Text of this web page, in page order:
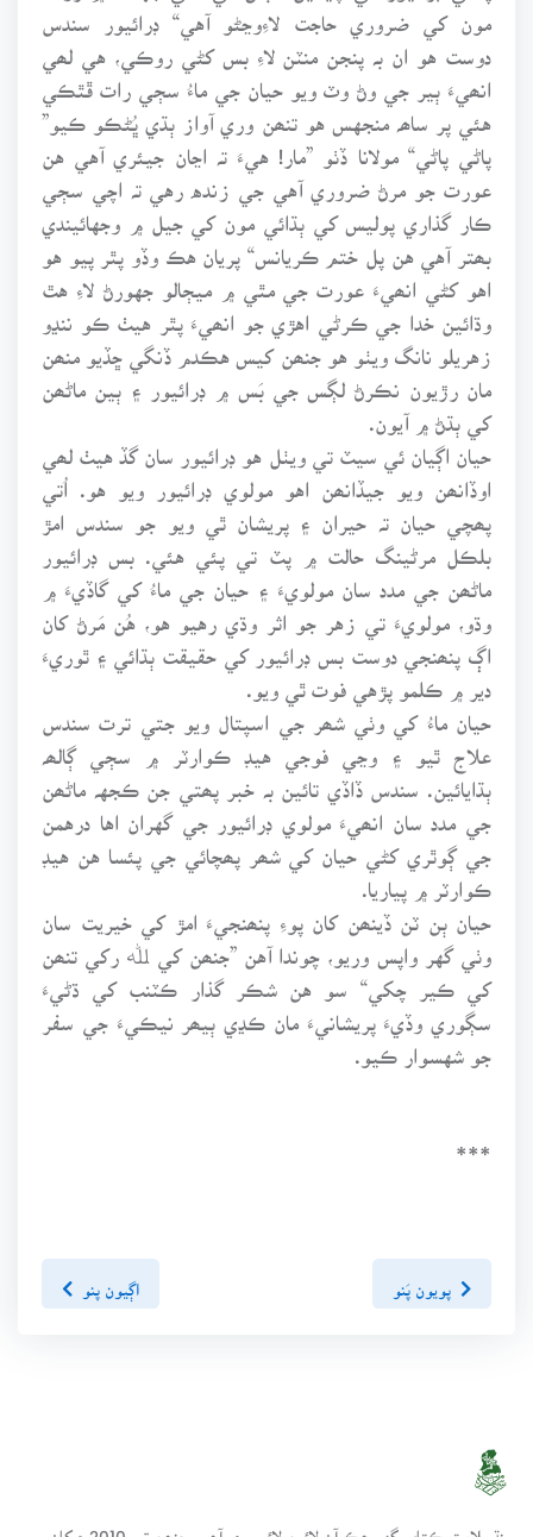
مون کي ضروري حاجت لاءِوڃڻو آهي“ ڊرائيور سندس
دوست هو ان بہ پنجن منٽن لاءِ بس کڻي روڪي، هي لھي
انھيءَ ٻير جي وڻ وٽ ويو حيان جي ماءُ سڄي رات ڦٿڪي
هئي پر ساھہ منجهس هو تنھن وري آواز ٻڌي ڀُڻڪو ڪيو”
پاڻي پاڻي“ مولانا ڏٺو ”مار! هيءَ تہ اڃان جيئري آهي هن
عورت جو مرڻ ضروري آهي جي زنده رهي تہ اچي سڄي
ڪار گذاري پوليس کي ٻڌائي مون کي جيل ۾ وجهائيندي
بھتر آهي هن پل ختم ڪريانس“ پريان هڪ وڏو پٿر پيو هو
اهو کڻي انھيءَ عورت جي مٿي ۾ ميڄالو جهورڻ لاءِ هٿ
وڌائين خدا جي ڪرڻي اهڙي جو انھيءَ پٿر هيٺ ڪو ننڍو
زهريلو نانگ ويٺو هو جنھن کيس هڪدم ڏنگي ڇڏيو منھن
مان رڙيون نڪرڻ لڳس جي بَس ۾ ڊرائيور ۽ ٻين ماڻھن
کي ٻڌڻ ۾ آيون.
حيان اڳيان ئي سيٽ تي ويٺل هو ڊرائيور سان گڏ هيٺ لھي
اوڏانھن ويو جيڏانھن اهو مولوي ڊرائيور ويو هو. اُتي
پھچي حيان تہ حيران ۽ پريشان ٿي ويو جو سندس امڙ
بلڪل مرڻينگ حالت ۾ پٽ تي پئي هئي. بس ڊرائيور
ماڻھن جي مدد سان مولويءَ ۽ حيان جي ماءُ کي گاڏيءَ ۾
وڌو، مولويءَ تي زهر جو اثر وڌي رهيو هو، هُن مَرڻ کان
اڳ پنھنجي دوست بس ڊرائيور کي حقيقت ٻڌائي ۽ ٿوريءَ
دير ۾ ڪلمو پڙهي فوت ٿي ويو.
حيان ماءُ کي وٺي شھر جي اسپتال ويو جتي ترت سندس
علاج ٿيو ۽ وڃي فوجي هيڊ ڪوارٽر ۾ سڄي ڳالھہ
ٻڌايائين. سندس ڏاڏي تائين بہ خبر پھتي جن ڪجهہ ماڻھن
جي مدد سان انھيءَ مولوي ڊرائيور جي گهران اها درهمن
جي ڳوٿري کڻي حيان کي شھر پھچائي جي پئسا هن هيڊ
ڪوارٽر ۾ پياريا.
حيان ٻن ٽن ڏينھن کان پوءِ پنھنجيءَ امڙ کي خيريت سان
وٺي گهر واپس وريو، چوندا آهن ”جنھن کي ﷲ رکي تنھن
کي ڪير چکي“ سو هن شڪر گذار ڪٽنب کي ڌڻيءَ
سڳوري وڏيءَ پريشانيءَ مان ڪڍي ٻيھر نيڪيءَ جي سفر
جو شهسوار ڪيو.
***
پويون پَنو اڳيون پنو
سنڌسلامت ڪتاب گهر ھڪ آن لائين لائبريري آھي، جنھن تي 2010ع کان